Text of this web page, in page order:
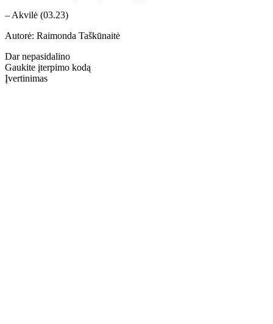
– Akvilė (03.23)
Autorė: Raimonda Taškūnaitė
Dar nepasidalino
Gaukite įterpimo kodą
Įvertinimas